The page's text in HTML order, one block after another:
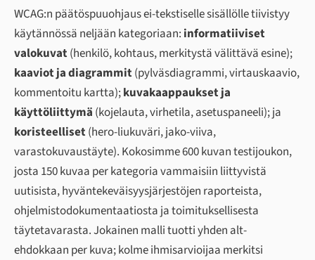
WCAG:n päätöspuuohjaus ei-tekstiselle sisällölle tiivistyy
käytännössä neljään kategoriaan: informatiiviset
valokuvat(henkilö, kohtaus, merkitystä välittävä esine);
kaaviot ja diagrammit(pylväsdiagrammi, virtauskaavio,
kommentoitu kartta);kuvakaappaukset ja
käyttöliittymä (kojelauta, virhetila, asetuspaneeli); ja
koristeelliset(hero-liukuväri, jako-viiva,
varastokuvaustäyte). Kokosimme 600 kuvan testijoukon,
josta 150 kuvaa per kategoria vammaisiin liittyvistä
uutisista, hyväntekeväisyysjärjestöjen raporteista,
ohjelmistodokumentaatiosta ja toimituksellisesta
täytetavarasta. Jokainen malli tuotti yhden alt-
ehdokkaan per kuva; kolme ihmisarvioijaa merkitsi